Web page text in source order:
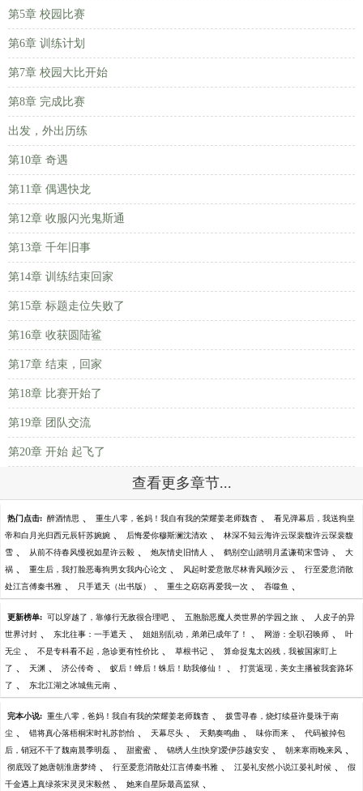
第5章 校园比赛
第6章 训练计划
第7章 校园大比开始
第8章 完成比赛
出发，外出历练
第10章 奇遇
第11章 偶遇快龙
第12章 收服闪光鬼斯通
第13章 千年旧事
第14章 训练结束回家
第15章 标题走位失败了
第16章 收获圆陆鲨
第17章 结束，回家
第18章 比赛开始了
第19章 团队交流
第20章 开始 起飞了
查看更多章节...
热门点击: 醉酒情思 、 重生八零，爸妈！我自有我的荣耀姜老师魏杳 、 看见弹幕后，我送狗皇
帝和白月光归西元辰轩苏婉婉 、 后悔爱你穆斯澜沈清欢 、 林深不知云海许云琛裴馥许云琛裴馥
雪 、 从前不待春风慢祝如星许云毅 、 炮灰情史旧情人 、 鹤别空山踏明月孟谦荀宋雪诗 、 大
祸 、 重生后，我打脸恶毒狗男女我内心论文 、 风起时爱意散尽林青风顾汐云 、 行至爱意消散
处江言傅秦书雅 、 只手遮天（出书版） 、 重生之窈窈再爱我一次 、 吞噬鱼 、
更新榜单: 可以穿越了，靠修行无敌很合理吧 、 五胞胎恶魔人类世界的学园之旅 、 人皮子的异
世界讨封 、 东北往事：一手遮天 、 姐姐别乱动，弟弟已成年了！ 、 网游：全职召唤师 、 叶
无尘 、 不是专科看不起，急诊更有性价比 、 草根书记 、 算命捉鬼太凶残，我被国家盯上
了 、 天渊 、 济公传奇 、 蚁后！蜂后！蛛后！助我修仙！ 、 打赏返现，美女主播被我套路坏
了 、 东北江湖之冰城焦元南 、
完本小说: 重生八零，爸妈！我自有我的荣耀姜老师魏杳 、 拨雪寻春，烧灯续昼许曼珠于南
尘 、 错将真心落梧桐宋时礼苏韵怡 、 天幕尽头 、 天鹅奏鸣曲 、 味你而来 、 代码被掉包
后，销冠不干了魏南晨季明磊 、 甜蜜蜜 、 锦绣人生[快穿]爱伊莎越安安 、 朝来寒雨晚来风 、
彻底毁了她唐朝淮唐梦绮 、 行至爱意消散处江言傅秦书雅 、 江晏礼安然小说江晏礼时候 、 假
千金遇上真绿茶宋灵灵宋毅然 、 她来自星际最高监狱 、